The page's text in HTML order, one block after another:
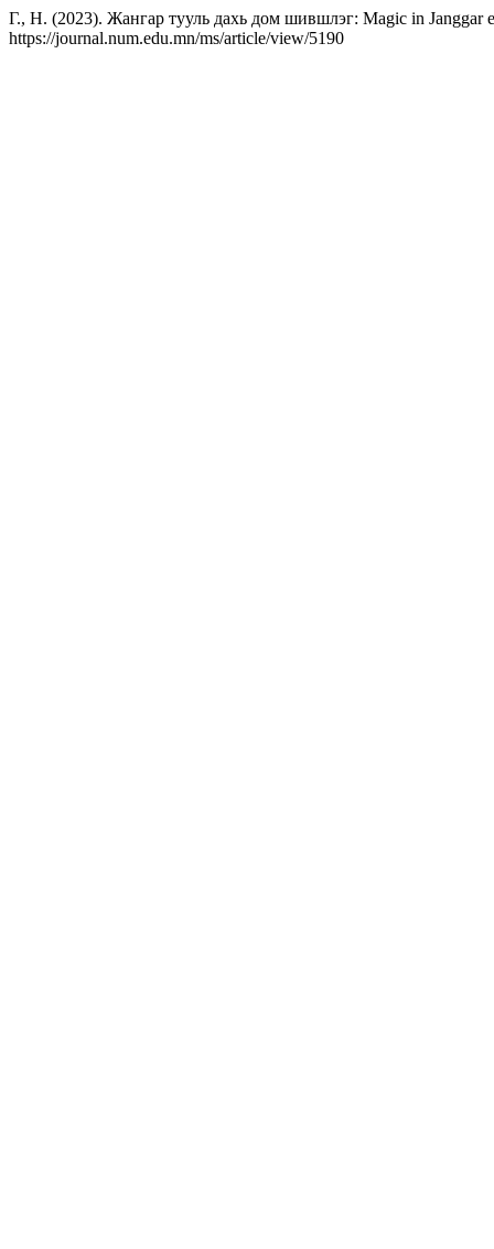
Г., Н. (2023). Жангар тууль дахь дом шившлэг: Magic in Janggar
https://journal.num.edu.mn/ms/article/view/5190